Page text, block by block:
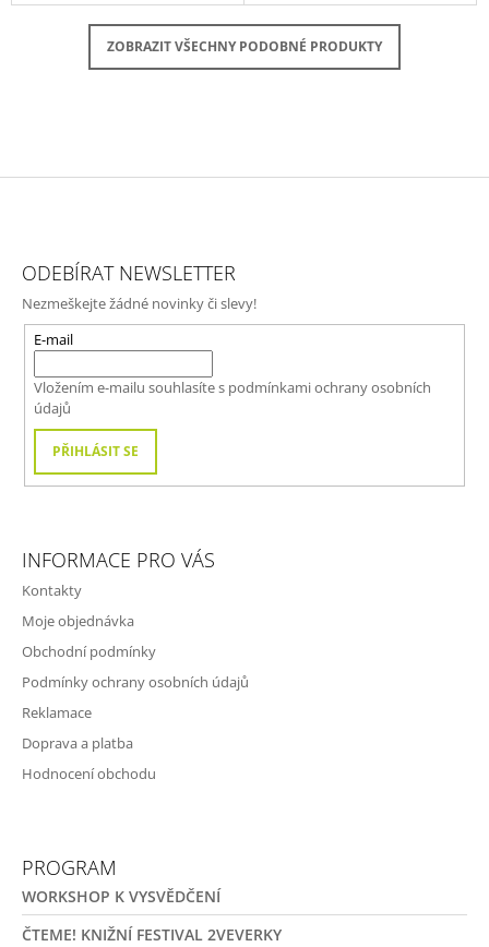
ZOBRAZIT VŠECHNY PODOBNÉ PRODUKTY
ODEBÍRAT NEWSLETTER
Nezmeškejte žádné novinky či slevy!
E-mail
Vložením e-mailu souhlasíte s podmínkami ochrany osobních
údajů
PŘIHLÁSIT SE
INFORMACE PRO VÁS
Kontakty
Moje objednávka
Obchodní podmínky
Podmínky ochrany osobních údajů
Reklamace
Doprava a platba
Hodnocení obchodu
PROGRAM
WORKSHOP K VYSVĚDČENÍ
ČTEME! KNIŽNÍ FESTIVAL 2VEVERKY